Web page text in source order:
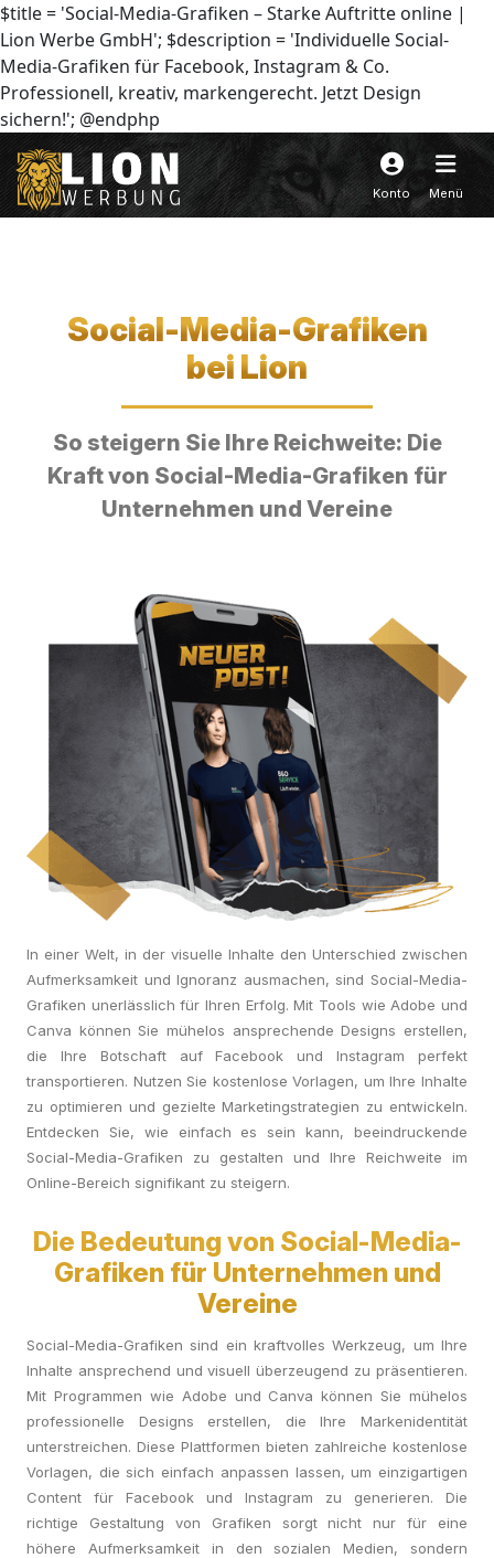
$title = 'Social-Media-Grafiken – Starke Auftritte online |
Lion Werbe GmbH'; $description = 'Individuelle Social-
Media-Grafiken für Facebook, Instagram & Co.
Professionell, kreativ, markengerecht. Jetzt Design
sichern!'; @endphp
Konto Menü
Social-Media-Grafiken
bei Lion
So steigern Sie Ihre Reichweite: Die
Kraft von Social-Media-Grafiken für
Unternehmen und Vereine
In einer Welt, in der visuelle Inhalte den Unterschied zwischen
Aufmerksamkeit und Ignoranz ausmachen, sind Social-Media-
Grafiken unerlässlich für Ihren Erfolg. Mit Tools wie Adobe und
Canva können Sie mühelos ansprechende Designs erstellen,
die Ihre Botschaft auf Facebook und Instagram perfekt
transportieren. Nutzen Sie kostenlose Vorlagen, um Ihre Inhalte
zu optimieren und gezielte Marketingstrategien zu entwickeln.
Entdecken Sie, wie einfach es sein kann, beeindruckende
Social-Media-Grafiken zu gestalten und Ihre Reichweite im
Online-Bereich signifikant zu steigern.
Die Bedeutung von Social-Media-
Grafiken für Unternehmen und
Vereine
Social-Media-Grafiken sind ein kraftvolles Werkzeug, um Ihre
Inhalte ansprechend und visuell überzeugend zu präsentieren.
Mit Programmen wie Adobe und Canva können Sie mühelos
professionelle Designs erstellen, die Ihre Markenidentität
unterstreichen. Diese Plattformen bieten zahlreiche kostenlose
Vorlagen, die sich einfach anpassen lassen, um einzigartigen
Content für Facebook und Instagram zu generieren. Die
richtige Gestaltung von Grafiken sorgt nicht nur für eine
höhere Aufmerksamkeit in den sozialen Medien, sondern